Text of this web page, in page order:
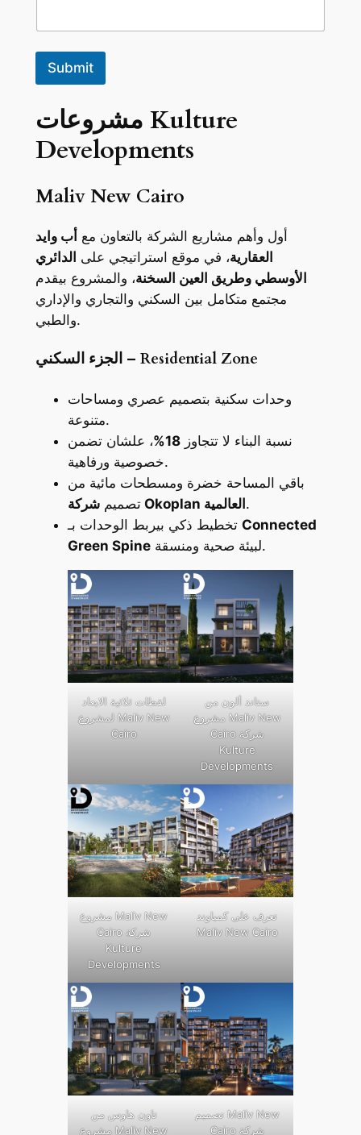
ب
و
ا
ل
د
و
ة
Submit
مشروعات Kulture
Developments
Maliv New Cairo
أول وأهم مشاريع الشركة بالتعاون مع أب وايد
العقارية، في موقع استراتيجي على الدائري
الأوسطي وطريق العين السخنة، والمشروع بيقدم
مجتمع متكامل بين السكني والتجاري والإداري
والطبي.
الجزء السكني – Residential Zone
وحدات سكنية بتصميم عصري ومساحات
متنوعة.
نسبة البناء لا تتجاوز18%
، علشان تضمن
خصوصية ورفاهية.
باقي المساحة خضرة ومسطحات مائية من
تصميم
شركة Okoplan العالمية.
تخطيط ذكي بيربط الوحدات بـ Connected
Green Spine
لبيئة صحية ومنسقة.
لقطات ثلاثية الابعاد
لمشروع Maliv New
Cairo
ستاند ألون من
مشروع Maliv New
Cairo شركة
Kulture
Developments
مشروع Maliv New
Cairo شركة
Kulture
Developments
تعرف على كمباوند
Maliv New Cairo
تاون هاوس من
مشروع Maliv New
تصميم Maliv New
Cairo شركة